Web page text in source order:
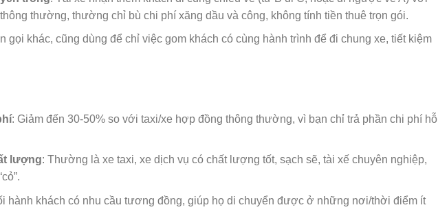
thường, thường chỉ bù chi phí xăng dầu và công, không tính tiền thuê trọn gói.
gọi khác, cũng dùng để chỉ việc gom khách có cùng hành trình để đi chung xe, tiết kiệm
: Giảm đến 30-50% so với taxi/xe hợp đồng thông thường, vì bạn chỉ trả phần chi phí hỗ
lượng: Thường là xe taxi, xe dịch vụ có chất lượng tốt, sạch sẽ, tài xế chuyên nghiệp,
hành khách có nhu cầu tương đồng, giúp họ di chuyển được ở những nơi/thời điểm ít